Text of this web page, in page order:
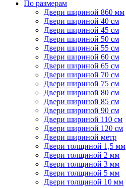
По размерам
Двери шириной 860 мм
Двери шириной 40 см
Двери шириной 45 см
Двери шириной 50 см
Двери шириной 55 см
Двери шириной 60 см
Двери шириной 65 см
Двери шириной 70 см
Двери шириной 75 см
Двери шириной 80 см
Двери шириной 85 см
Двери шириной 90 см
Двери шириной 110 см
Двери шириной 120 см
Двери шириной метр
Двери толщиной 1,5 мм
Двери толщиной 2 мм
Двери толщиной 3 мм
Двери толщиной 5 мм
Двери толщиной 10 мм